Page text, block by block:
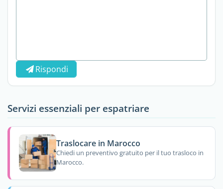
Rispondi
Servizi essenziali per espatriare
Traslocare in Marocco
Chiedi un preventivo gratuito per il tuo trasloco in
Marocco.